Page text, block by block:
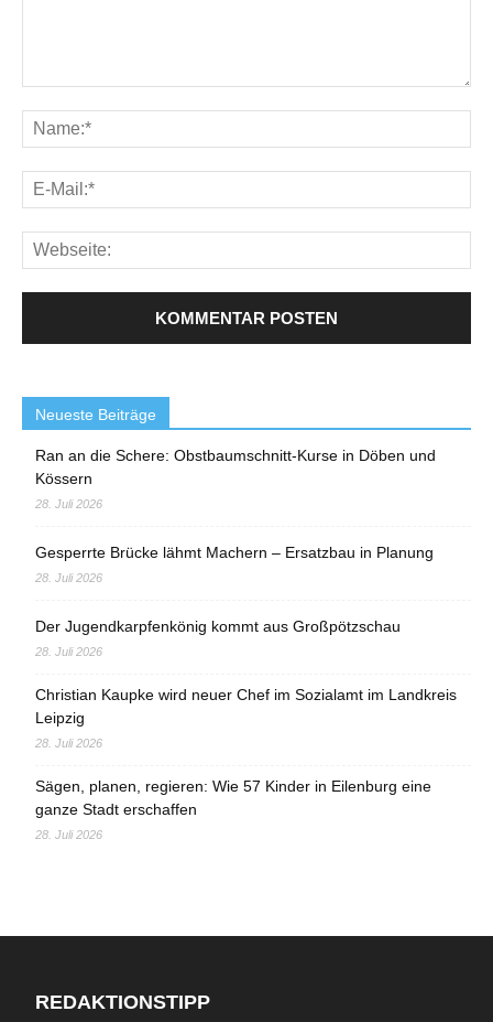
Neueste Beiträge
Ran an die Schere: Obstbaumschnitt-Kurse in Döben und
Kössern
28. Juli 2026
Gesperrte Brücke lähmt Machern – Ersatzbau in Planung
28. Juli 2026
Der Jugendkarpfenkönig kommt aus Großpötzschau
28. Juli 2026
Christian Kaupke wird neuer Chef im Sozialamt im Landkreis
Leipzig
28. Juli 2026
Sägen, planen, regieren: Wie 57 Kinder in Eilenburg eine
ganze Stadt erschaffen
28. Juli 2026
REDAKTIONSTIPP